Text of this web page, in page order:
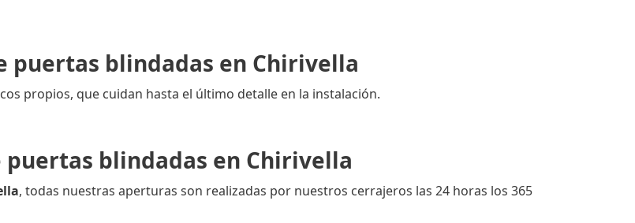
puertas blindadas en Chirivella
propios, que cuidan hasta el último detalle en la instalación.
blindadas en Chirivella
, todas nuestras aperturas son realizadas por nuestros cerrajeros las 24 horas los 365